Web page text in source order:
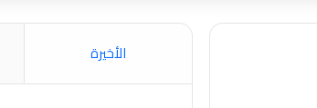
الأخيرة